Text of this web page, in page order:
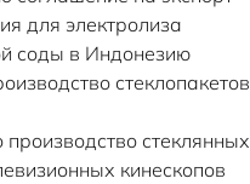
для электролиза
соды в Индонезию
стеклопакетов
стеклянных
кинескопов